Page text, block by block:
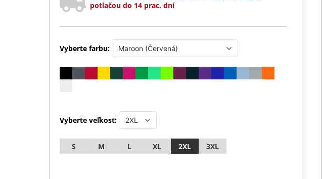
potlačou do 14 prac. dní
Vyberte farbu:
Vyberte veľkosť:
S M L XL 2XL 3XL